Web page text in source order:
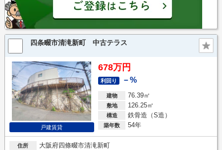
四条畷市清滝新町 中古テラス
戸建賃貸
678万円
利回り －%
建物 76.39㎡
敷地 126.25㎡
構造 鉄骨造（S造）
築年数 54年
住所 大阪府四條畷市清滝新町